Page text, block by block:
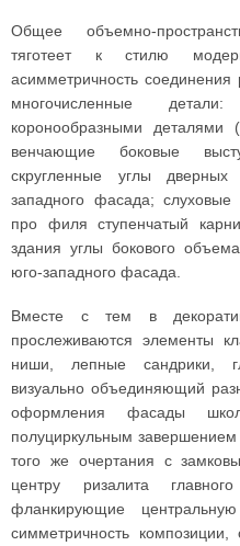
Общее объемно-
тяготеет к стилю
асимметричность
многочисленные
коронообразными
венчающие боковые
скругленные углы
западного фасада;
про филя ступенчатый
здания углы бокового
юго-западного фасада.
Вместе с тем в
прослеживаются элементы
ниши, лепные сандрики,
визуально объединяющий
оформления фасады
полуциркульным
того же очертания с
центру ризалита
фланкирующие
симметричность композиции,